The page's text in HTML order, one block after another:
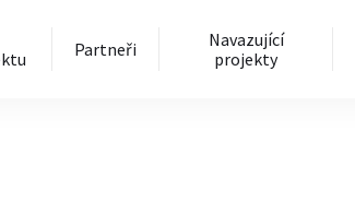
Partneři
Navazující
projekty